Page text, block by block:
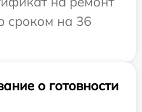
сроком на 36
о готовности